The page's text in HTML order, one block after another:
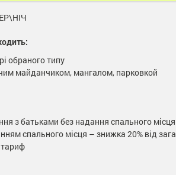
обраного типу
майданчиком, мангалом, парковкой
з батьками без надання спального
спального місця – знижка 20% від
тариф